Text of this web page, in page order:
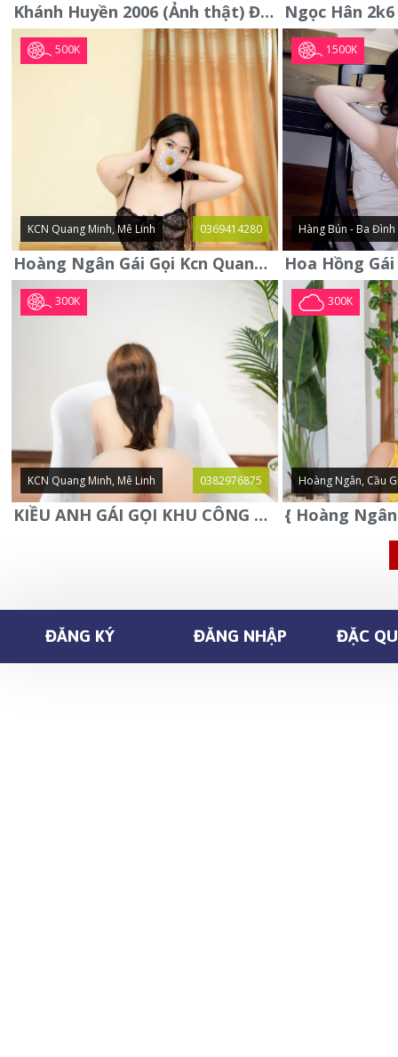
Khánh Huyền 2006 (Ảnh thật) Đại từ - Hoàng Mai
500K
KCN Quang Minh, Mê Linh 0369414280
Hoàng Ngân Gái Gọi Kcn Quang Minh - Mê Linh . Hàng Vip Lần Đầu
1500K
Hàng Bún - Ba Đình
300K
KCN Quang Minh, Mê Linh 0382976875
KIỀU ANH GÁI GỌI KHU CÔNG NGHIỆP QUANG MINH - MÊ LINH
300K
Hoàng Ngân, Cầu
ĐĂNG KÝ ĐĂNG NHẬP ĐẶC